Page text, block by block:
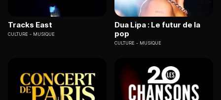
Tracks East
CULTURE MUSIQUE
Dua Lipa : Le futur de la
pop
CULTURE MUSIQUE